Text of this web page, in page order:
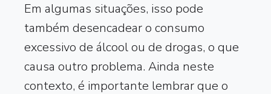
Em algumas situações, isso pode
também desencadear o consumo
excessivo de álcool ou de drogas, o que
causa outro problema. Ainda neste
contexto, é importante lembrar que o